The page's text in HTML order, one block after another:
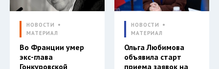
НОВОСТИ
МАТЕРИАЛ
Во Франции умер
экс-глава
Гонкуровской
НОВОСТИ
МАТЕРИАЛ
Ольга Любимова
объявила старт
приема заявок на